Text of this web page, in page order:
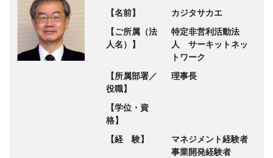
【名前】
カジタサカエ
【ご所属（法
人名）】
特定非営利活動法
人 サーキットネッ
トワーク
【所属部署／
役職】
理事長
【学位・資
格】
【経 験】
マネジメント経験者
事業開発経験者